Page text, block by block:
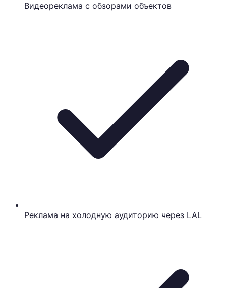
Видеореклама с обзорами объектов
Реклама на холодную аудиторию через LAL